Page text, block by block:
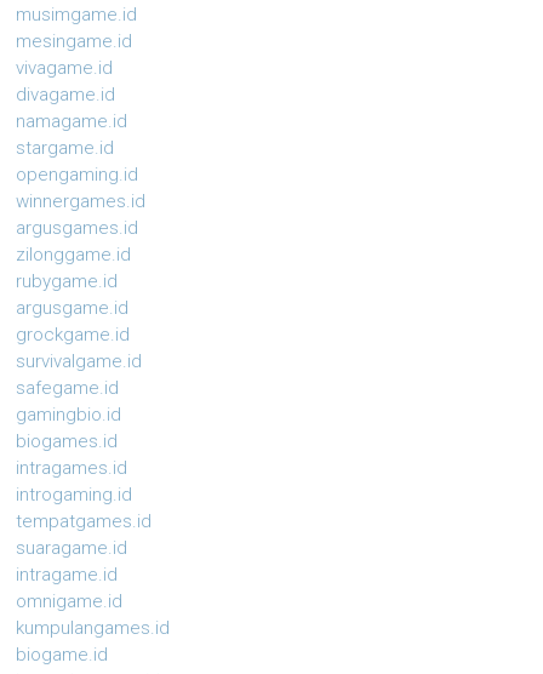
musimgame.id
mesingame.id
vivagame.id
divagame.id
namagame.id
stargame.id
opengaming.id
winnergames.id
argusgames.id
zilonggame.id
rubygame.id
argusgame.id
grockgame.id
survivalgame.id
safegame.id
gamingbio.id
biogames.id
intragames.id
introgaming.id
tempatgames.id
suaragame.id
intragame.id
omnigame.id
kumpulangames.id
biogame.id